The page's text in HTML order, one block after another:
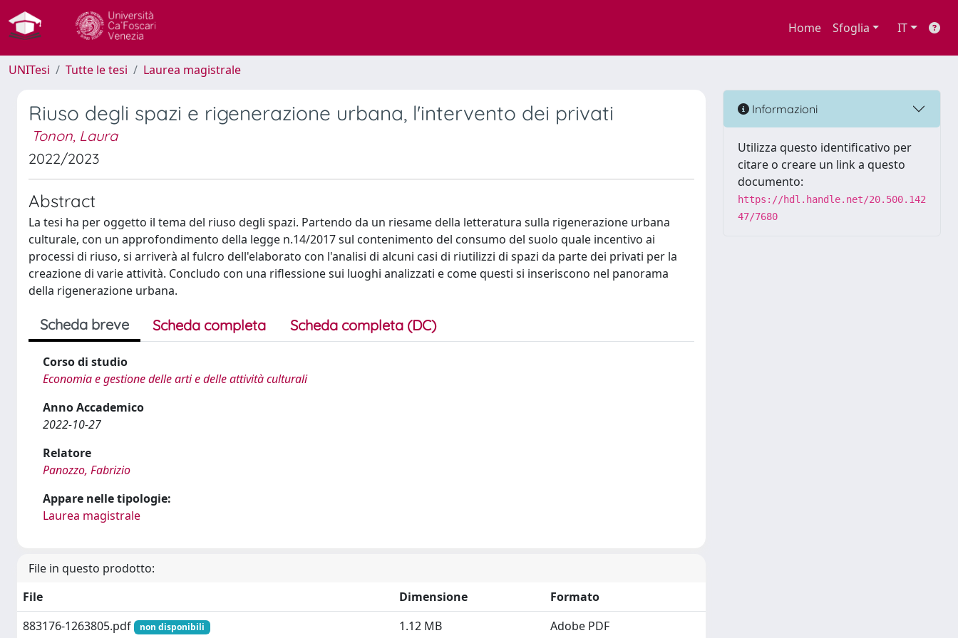
Home Sfoglia IT
UNITesi Tutte le tesi Laurea magistrale
Riuso degli spazi e rigenerazione urbana, l'intervento dei privati
Tonon, Laura
2022/2023
Abstract
La tesi ha per oggetto il tema del riuso degli spazi. Partendo da un riesame della letteratura sulla rigenerazione urbana
culturale, con un approfondimento della legge n.14/2017 sul contenimento del consumo del suolo quale incentivo ai
processi di riuso, si arriverà al fulcro dell'elaborato con l'analisi di alcuni casi di riutilizzi di spazi da parte dei privati per la
creazione di varie attività. Concludo con una riflessione sui luoghi analizzati e come questi si inseriscono nel panorama
della rigenerazione urbana.
Scheda breve Scheda completa Scheda completa (DC)
Corso di studio
Economia e gestione delle arti e delle attività culturali
Anno Accademico
2022-10-27
Relatore
Panozzo, Fabrizio
Appare nelle tipologie:
Laurea magistrale
File in questo prodotto:
File
Dimensione
Formato
883176-1263805.pdf
non disponibili 1.12 MB Adobe PDF
Informazioni
Utilizza questo identificativo per
citare o creare un link a questo
documento:
https://hdl.handle.net/20.500.142
47/7680